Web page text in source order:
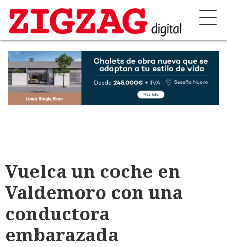
Vuelca un coche en
Valdemoro con una
conductora
embarazada